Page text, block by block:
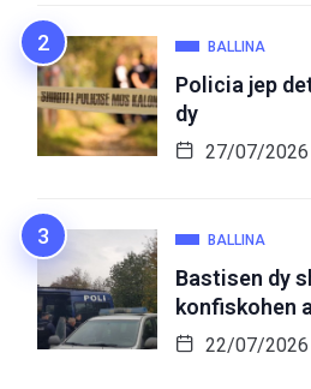
BALLINA
Policia jep
dy
27/07/2026
BALLINA
Bastisen dy
konfiskohen
22/07/2026